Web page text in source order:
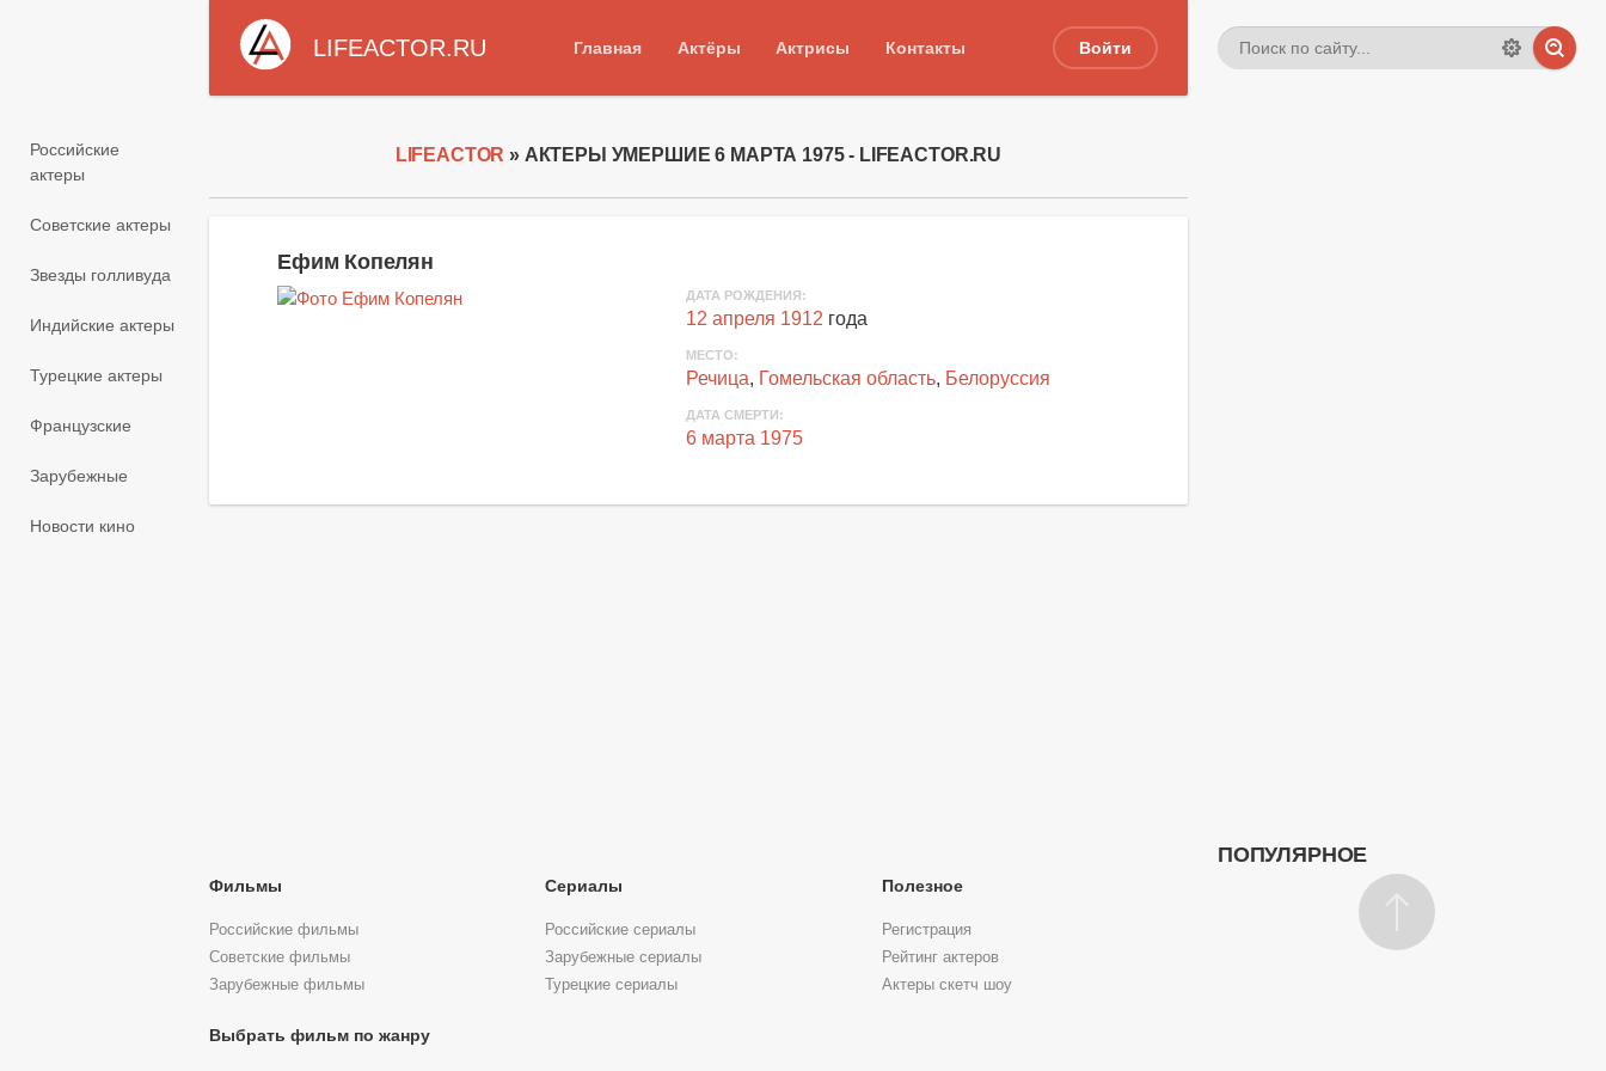
LIFEACTOR.RU Главная Актёры Актрисы Контакты Войти
Российские
актеры
Советские актеры
Звезды голливуда
Индийские актеры
Турецкие актеры
Французские
Зарубежные
Новости кино
LIFEACTOR » АКТЕРЫ УМЕРШИЕ 6 МАРТА 1975 - LIFEACTOR.RU
Ефим Копелян
ДАТА РОЖДЕНИЯ:
12 апреля 1912 года
МЕСТО:
Речица, Гомельская область, Белоруссия
ДАТА СМЕРТИ:
6 марта 1975
ПОПУЛЯРНОЕ
Фильмы
Российские фильмы
Советские фильмы
Зарубежные фильмы
Сериалы
Российские сериалы
Зарубежные сериалы
Турецкие сериалы
Полезное
Регистрация
Рейтинг актеров
Актеры скетч шоу
Выбрать фильм по жанру